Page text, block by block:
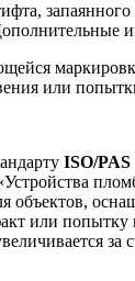
запаянного
или
ISO/PAS
объектов,
или
за